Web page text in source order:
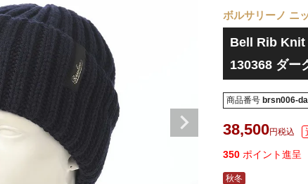
ボルサリーノ ニ
Bell Rib Knit
130368 ダー
商品番号 brsn006-
38,500 税込
350 ポイント進呈
秋冬